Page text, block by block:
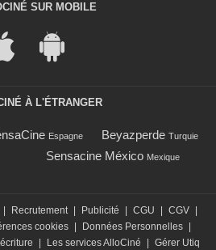
SUR MOBILE
À L'ÉTRANGER
Espagne Beyazperde Turquie
Sensacine México Mexique
Recrutement Publicité CGU CGV
cookies Données Personnelles
Les services AlloCiné Gérer Utiq